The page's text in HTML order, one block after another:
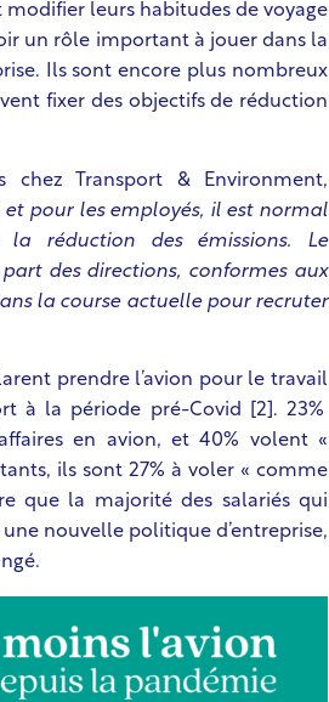
leurs habitudes de voyage
un rôle important à jouer dans la
Ils sont encore plus nombreux
fixer des objectifs de réduction
chez Transport & Environment,
et pour les employés, il est normal
la réduction des émissions. Le
des directions, conformes aux
la course actuelle pour recruter
prendre l’avion pour le travail
à la période pré-Covid [2]. 23%
en avion, et 40% volent «
ils sont 27% à voler « comme
que la majorité des salariés qui
nouvelle politique d’entreprise,